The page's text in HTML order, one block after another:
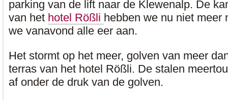
parking van de lift naar de Klewenalp. De
van het hotel Rößli hebben we nu niet meer
we vanavond alle eer aan.
Het stormt op het meer, golven van meer
terras van het hotel Rößli. De stalen
af onder de druk van de golven.